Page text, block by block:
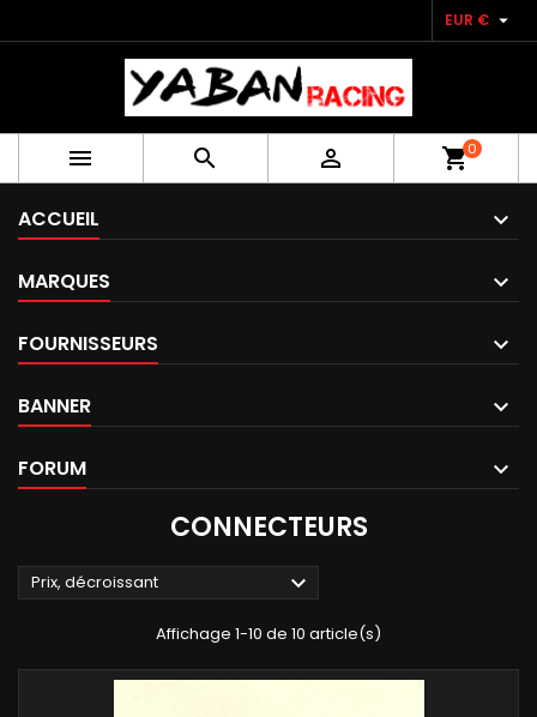
EUR € 
   shopping_cart0
ACCUEIL
MARQUES
FOURNISSEURS
BANNER
FORUM
CONNECTEURS
Prix, décroissant 
Affichage 1-10 de 10 article(s)